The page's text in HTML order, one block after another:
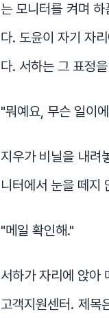
는 모니터를 켜며
다. 도윤이 자기 자
다. 서하는 그 표정
"뭐예요, 무슨 일이
지우가 비닐을 내려
니터에서 눈을 떼지
"메일 확인해."
서하가 자리에 앉아
고객지원센터. 제